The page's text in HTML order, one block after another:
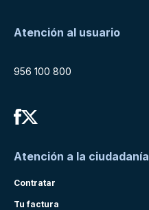
Atención al usuario
956 100 800
Atención a la ciudadanía
Contratar
Tu factura